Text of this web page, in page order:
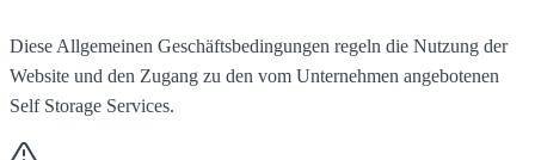
Diese Allgemeinen Geschäftsbedingungen regeln die Nutzung der
Website und den Zugang zu den vom Unternehmen angebotenen
Self Storage Services.